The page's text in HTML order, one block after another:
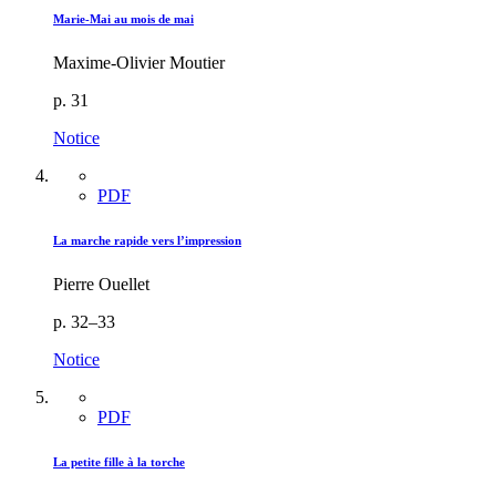
Marie-Mai au mois de mai
Maxime-Olivier Moutier
p. 31
Notice
PDF
La marche rapide vers l’impression
Pierre Ouellet
p. 32–33
Notice
PDF
La petite fille à la torche